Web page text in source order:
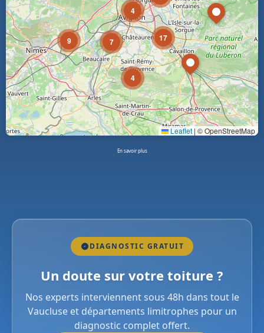
4
9 7
4
17
Leaflet | © OpenStreetMap
En savoir plus
DIAGNOSTIC GRATUIT
Un doute sur votre toiture ?
Nos experts interviennent sous 48h dans tout le
Vaucluse et départements limitrophes pour un
diagnostic complet offert.